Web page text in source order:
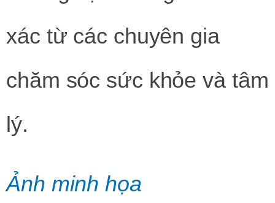
xác từ các chuyên gia
chăm sóc sức khỏe và tâm
lý.
Ảnh minh họa